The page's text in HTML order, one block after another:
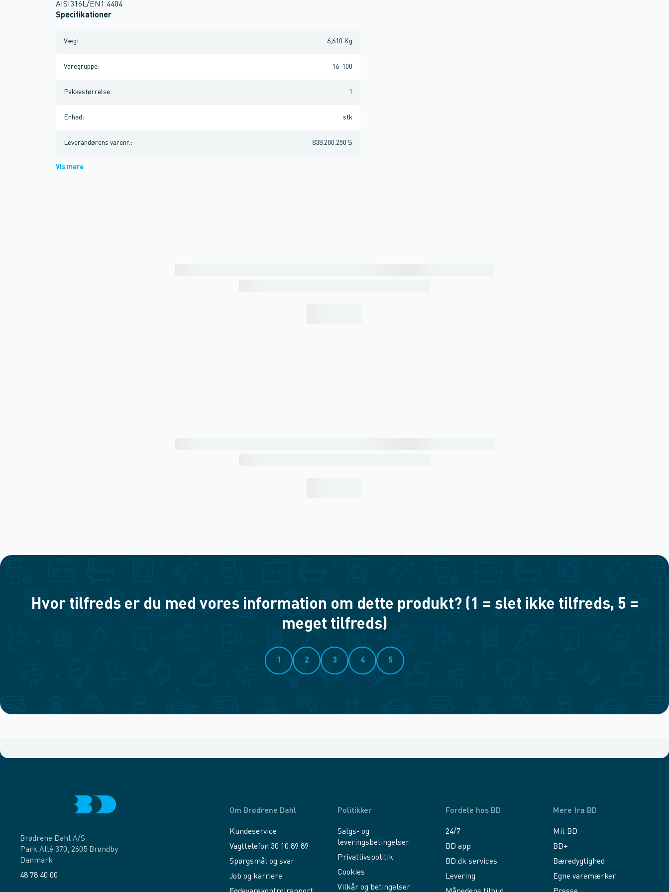
AISI316L/EN1.4404
Specifikationer
Vægt: 6,610 Kg
Varegruppe: 16-100
Pakkestørrelse: 1
Enhed : stk
Leverandørens varenr. : 838.200.250 S
Vis mere
Hvor tilfreds er du med vores information om dette produkt? (1 = slet ikke tilfreds, 5 =
meget tilfreds)
1 2 3 4 5
Brødrene Dahl A/S
Park Allé 370, 2605 Brøndby
Danmark
48 78 40 00
Om Brødrene Dahl
Kundeservice
Vagttelefon 30 10 89 89
Spørgsmål og svar
Job og karriere
Politikker
Salgs- og
leveringsbetingelser
Privatlivspolitik
Cookies
Vilkår og betingelser
Fordele hos BD
24/7
BD app
BD.dk services
Levering
Mere fra BD
Mit BD
BD+
Bæredygtighed
Egne varemærker